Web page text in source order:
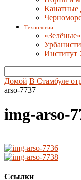
Канатные
Технологии
Институт
Домой В Стамбуле
arso-7737
img-arso-
Ссылки